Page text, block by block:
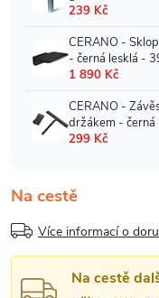
Na cestě
Více informací o
Na cestě